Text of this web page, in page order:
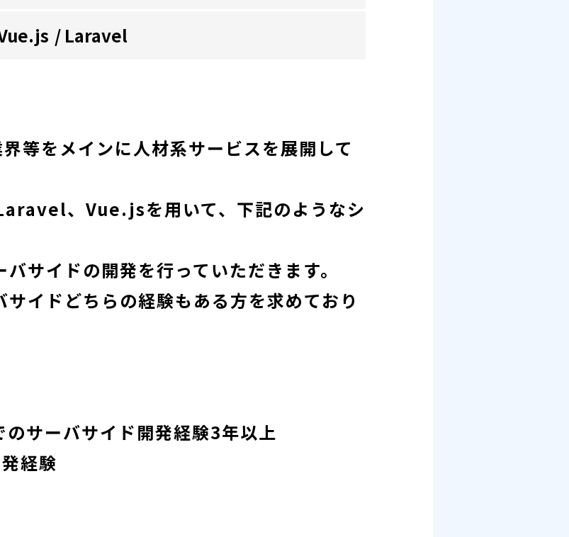
Laravel
等をメインに人材系サービスを展開して
、Vue.jsを用いて、下記のようなシ
サイドの開発を行っていただきます。
イドどちらの経験もある方を求めており
サーバサイド開発経験3年以上
経験